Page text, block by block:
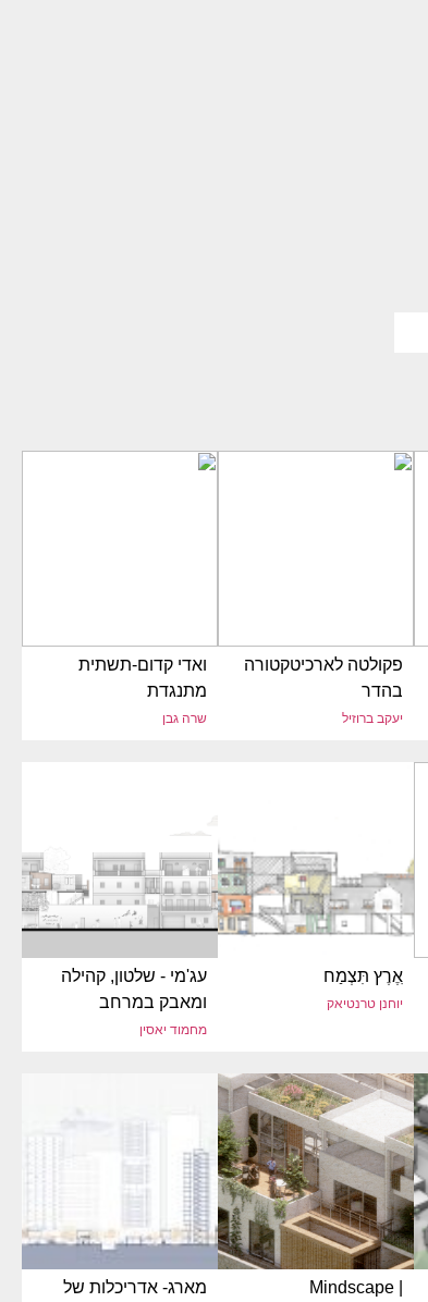
פקולטה לארכיטקטורה
בהדר
יעקב ברוזיל
ואדי קדום-תשתית
מתנגדת
שרה גבן
ֵאֶרֶץ תִּצְמַח
יוחנן טרנטיאק
עג'מי - שלטון, קהילה
ומאבק במרחב
מחמוד יאסין
Mindscape |
מארג- אדריכלות של